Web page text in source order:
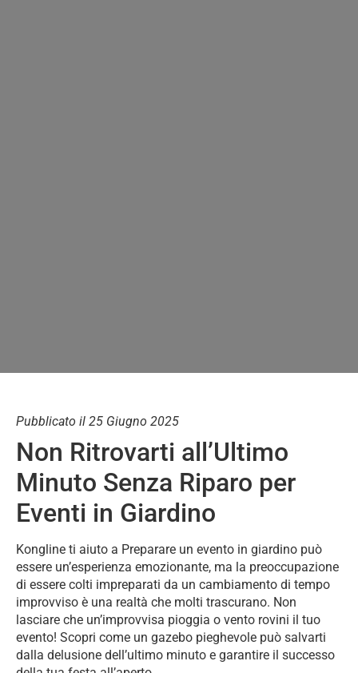
Pubblicato il 25 Giugno 2025
Non Ritrovarti all’Ultimo
Minuto Senza Riparo per
Eventi in Giardino
Kongline ti aiuto a Preparare un evento in giardino può
essere un’esperienza emozionante, ma la preoccupazione
di essere colti impreparati da un cambiamento di tempo
improvviso è una realtà che molti trascurano. Non
lasciare che un’improvvisa pioggia o vento rovini il tuo
evento! Scopri come un gazebo pieghevole può salvarti
dalla delusione dell’ultimo minuto e garantire il successo